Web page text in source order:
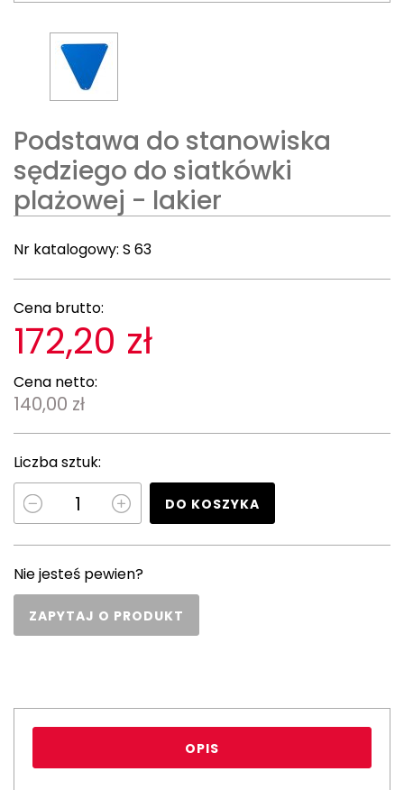
Podstawa do stanowiska
sędziego do siatkówki
plażowej - lakier
Nr katalogowy: S 63
Cena brutto:
172,20 zł
Cena netto:
140,00 zł
Liczba sztuk:
DO KOSZYKA
Nie jesteś pewien?
ZAPYTAJ O PRODUKT
OPIS